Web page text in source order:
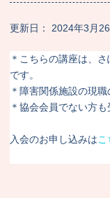
更新日： 2024年3月
＊こちらの講座は、
です。
＊障害関係施設の現職
＊協会会員でない方も
入会のお申し込みはこ